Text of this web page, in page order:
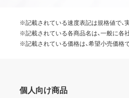
※記載されている速度表記は規格値で、
※記載されている各商品名は、一般に各
※記載されている価格は、希望小売価格
個人向け商品